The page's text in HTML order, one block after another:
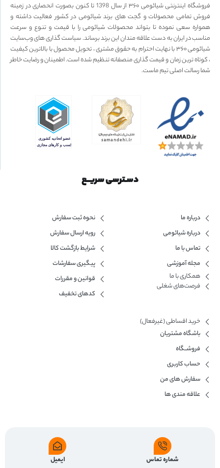
فروشگاه اینترنتی شیائومی ۳۶۰ از سال 1398 تا کنون بصورت انحصاری در زمینه
فروش تمامی محصولات و گجت های برند شیائومی در کشور فعالیت داشته و
همواره سعی نموده تا بتواند محصولات شیائومی را با قیمت و تنوع و سرعت
مناسب در ایران به دست علاقه مندان این برند برساند. سیاست گذاری های وب‌سایت
شیائومی ۳۶۰ با نهایت احترام به حقوق مشتری ، تحویل محصول با بالاترین کیفیت
، کوتاه ترین زمان و قیمت گذاری منصفانه تنظیم شده است. اطمینان و رضایت خاطر
شما رسالت اصلی تیم ماست.
دسـترسی سریــع
درباره ما
درباره شیائومی
تماس با ما
مجله آموزشی
همکاری با ما​
فرصت‌های شغلی
نحوه ثبت سفارش
رویه ارسال سفارش
شرایط بازگشت کالا
پیگیری سفارشات
قوانین و مقررات
کدهای تخفیف
خرید اقساطی (غیرفعال)
باشگاه مشتریان
فروشــگاه
حساب کاربری
سفارش های من
علاقه مندی ها
شماره تماس
ایمیل